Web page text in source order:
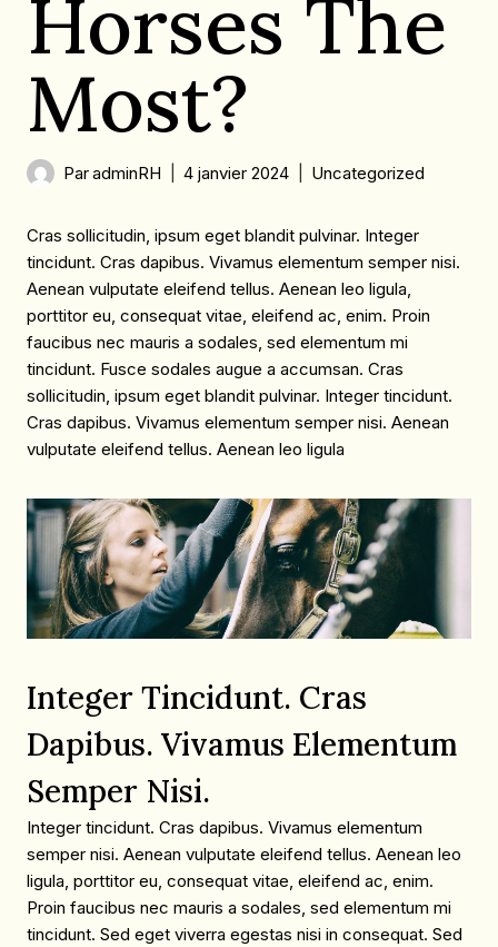
Horses The
Most?
ParadminRH 4 janvier 2024 Uncategorized
Cras sollicitudin, ipsum eget blandit pulvinar. Integer
tincidunt. Cras dapibus. Vivamus elementum semper nisi.
Aenean vulputate eleifend tellus. Aenean leo ligula,
porttitor eu, consequat vitae, eleifend ac, enim. Proin
faucibus nec mauris a sodales, sed elementum mi
tincidunt. Fusce sodales augue a accumsan. Cras
sollicitudin, ipsum eget blandit pulvinar. Integer tincidunt.
Cras dapibus. Vivamus elementum semper nisi. Aenean
vulputate eleifend tellus. Aenean leo ligula
Integer Tincidunt. Cras
Dapibus. Vivamus Elementum
Semper Nisi.
Integer tincidunt. Cras dapibus. Vivamus elementum
semper nisi. Aenean vulputate eleifend tellus. Aenean leo
ligula, porttitor eu, consequat vitae, eleifend ac, enim.
Proin faucibus nec mauris a sodales, sed elementum mi
tincidunt. Sed eget viverra egestas nisi in consequat. Sed